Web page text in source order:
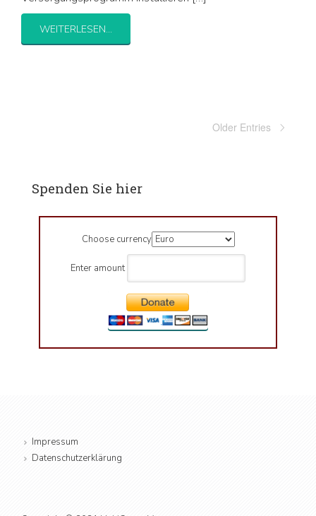
WEITERLESEN...
Older Entries
Spenden Sie hier
Choose currency
Enter amount
Impressum
Datenschutzerklärung